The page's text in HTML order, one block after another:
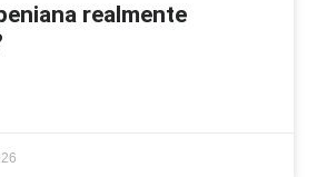
realmente